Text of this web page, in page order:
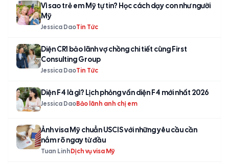
Vì sao trẻ em Mỹ tự tin? Học cách dạy con như người
Mỹ
Jessica DaoTin Tức
Diện CR1 bảo lãnh vợ chồng chi tiết cùng First
Consulting Group
Jessica DaoTin Tức
Diện F4 là gì? Lịch phỏng vấn diện F4 mới nhất 2026
Jessica DaoBảo lãnh anh chị em
Ảnh visa Mỹ chuẩn USCIS với những yêu cầu cần
nắm rõ ngay từ đầu
Tuan LinhDịch vụ visa Mỹ